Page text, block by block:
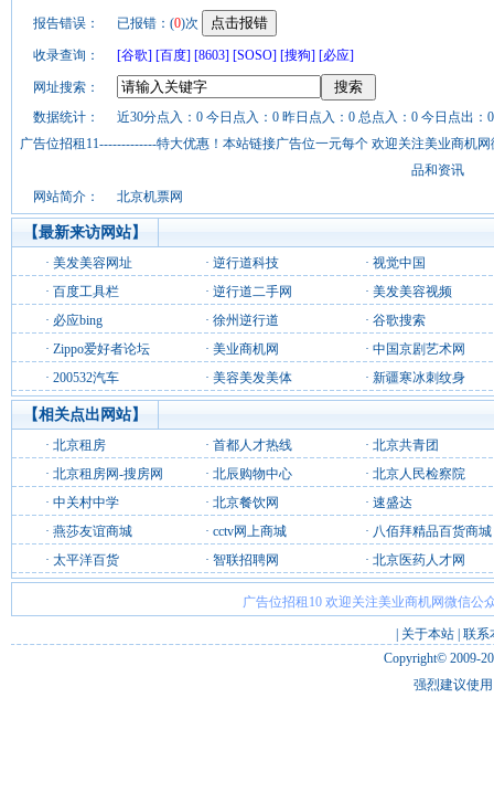
报告错误： 已报错：(0)次
收录查询： [谷歌] [百度] [8603] [SOSO] [搜狗] [必应]
网址搜索：
数据统计：
近30分点入：0 今日点入：0 昨日点入：0 总点入：0 今日点出：
广告位招租11-------------特大优惠！本站链接广告位一元每个 欢迎关注美业商机
品和资讯
网站简介：
北京机票网
【最新来访网站】
· 美发美容网址 · 逆行道科技 · 视觉中国
· 百度工具栏 · 逆行道二手网 · 美发美容视频
· 必应bing · 徐州逆行道 · 谷歌搜索
· Zippo爱好者论坛 · 美业商机网 · 中国京剧艺术网
· 200532汽车 · 美容美发美体 · 新疆寒冰刺纹身
【相关点出网站】
· 北京租房 · 首都人才热线 · 北京共青团
· 北京租房网-搜房网 · 北辰购物中心 · 北京人民检察院
· 中关村中学 · 北京餐饮网 · 速盛达
· 燕莎友谊商城 · cctv网上商城 · 八佰拜精品百货商城
· 太平洋百货 · 智联招聘网 · 北京医药人才网
广告位招租10 欢迎关注美业商机网微信公
关于本站 联系
Copyright© 2009-
强烈建议使